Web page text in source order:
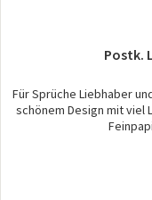
Postk.
Für Sprüche Liebhaber
schönem Design mit viel